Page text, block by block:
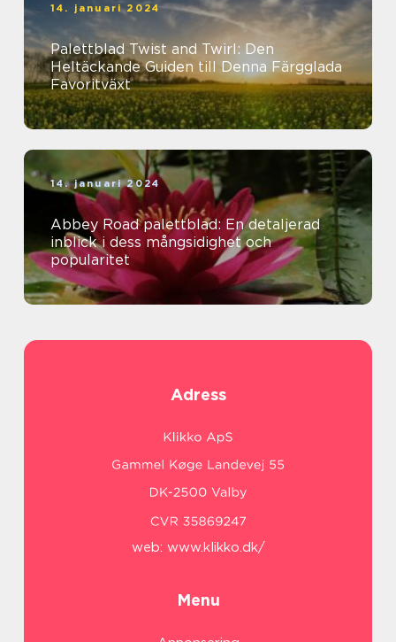
14. januari 2024
Palettblad Twist and Twirl: Den
Heltäckande Guiden till Denna Färgglada
Favoritväxt
14. januari 2024
Abbey Road palettblad: En detaljerad
inblick i dess mångsidighet och
popularitet
Adress
web: www.klikko.dk/
Menu